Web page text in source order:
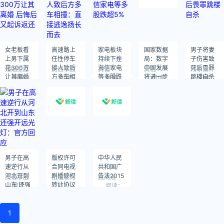
女老板看
上男下属
花300万
让其离婚
后悔后又
起诉返还
婚姻家庭
阅读：
高速路上
任性停车
接人致后
方多车相
而去
交通事故
阅读：
家电板块
持续下挫
海信家电
等多股跌
其他
阅读：
国家数据
局：数字
中国发展
将进一步
其他
阅读：
男子将妻
子伤害致
死后畏罪
跳楼自杀
刑事案件
阅读：
男子在高
速逆行从
河北开到
山东 还强
灯：官方
回应
交通事故
阅读：
版权许可
合同电视
剧播映权
转让协议
出版发行
合同
中华人民
共和国广
告法2015
民商法
阅读：
1